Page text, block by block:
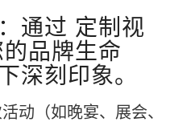
通过 定制视
品牌生命
深刻印象。
动（如晚宴、展会、